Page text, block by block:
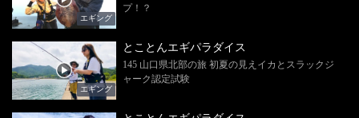
エギング
プ！？
エギング
とことんエギパラダイス
145 山口県北部の旅 初夏の見えイカとスラックジ
ャーク認定試験